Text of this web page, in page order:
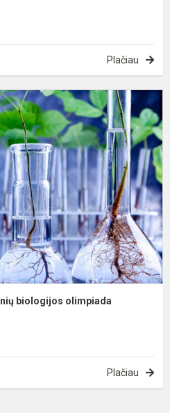
Plačiau
biologijos olimpiada
Plačiau